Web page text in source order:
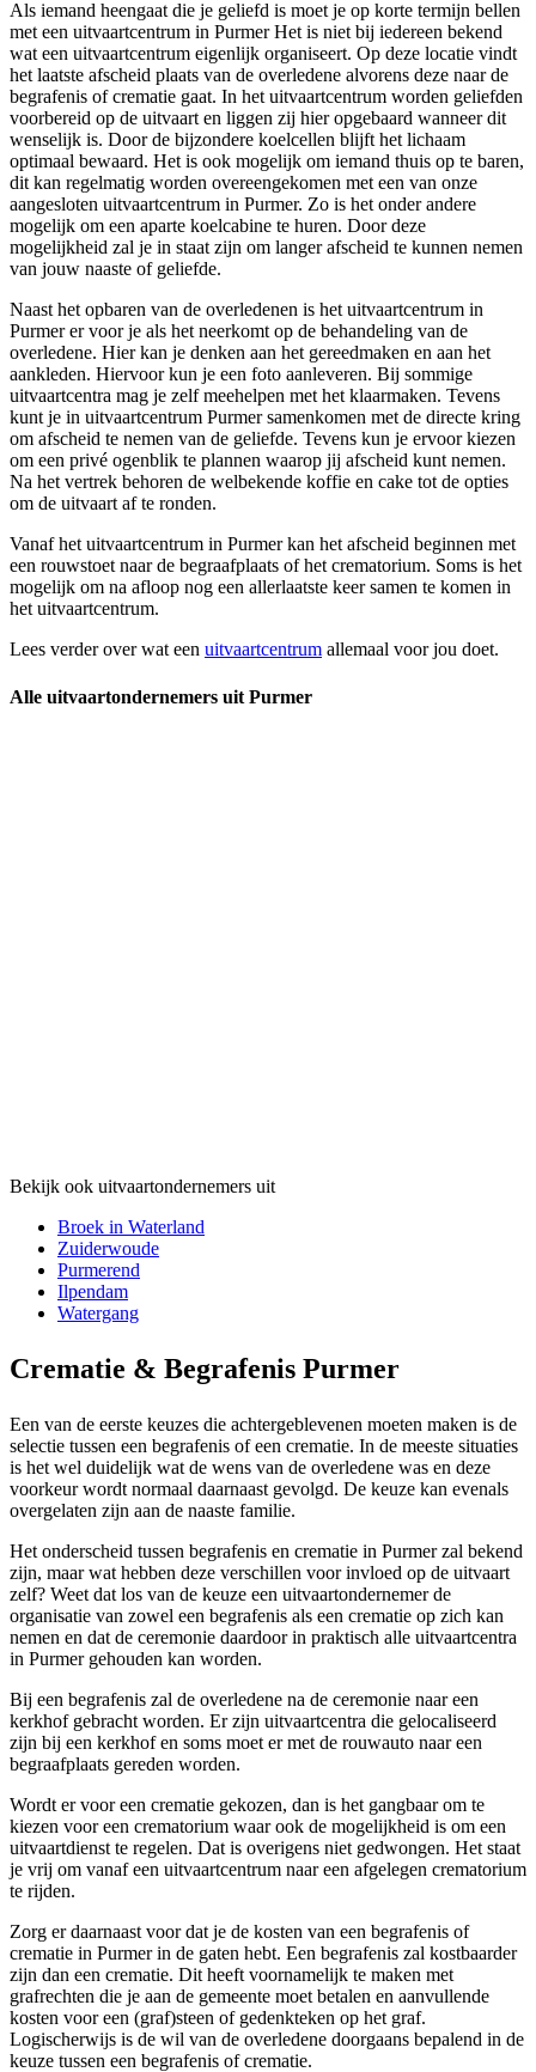
Als iemand heengaat die je geliefd is moet je op korte termijn bellen
met een uitvaartcentrum in Purmer Het is niet bij iedereen bekend
wat een uitvaartcentrum eigenlijk organiseert. Op deze locatie vindt
het laatste afscheid plaats van de overledene alvorens deze naar de
begrafenis of crematie gaat. In het uitvaartcentrum worden geliefden
voorbereid op de uitvaart en liggen zij hier opgebaard wanneer dit
wenselijk is. Door de bijzondere koelcellen blijft het lichaam
optimaal bewaard. Het is ook mogelijk om iemand thuis op te baren,
dit kan regelmatig worden overeengekomen met een van onze
aangesloten uitvaartcentrum in Purmer. Zo is het onder andere
mogelijk om een aparte koelcabine te huren. Door deze
mogelijkheid zal je in staat zijn om langer afscheid te kunnen nemen
van jouw naaste of geliefde.
Naast het opbaren van de overledenen is het uitvaartcentrum in
Purmer er voor je als het neerkomt op de behandeling van de
overledene. Hier kan je denken aan het gereedmaken en aan het
aankleden. Hiervoor kun je een foto aanleveren. Bij sommige
uitvaartcentra mag je zelf meehelpen met het klaarmaken. Tevens
kunt je in uitvaartcentrum Purmer samenkomen met de directe kring
om afscheid te nemen van de geliefde. Tevens kun je ervoor kiezen
om een privé ogenblik te plannen waarop jij afscheid kunt nemen.
Na het vertrek behoren de welbekende koffie en cake tot de opties
om de uitvaart af te ronden.
Vanaf het uitvaartcentrum in Purmer kan het afscheid beginnen met
een rouwstoet naar de begraafplaats of het crematorium. Soms is het
mogelijk om na afloop nog een allerlaatste keer samen te komen in
het uitvaartcentrum.
Lees verder over wat een uitvaartcentrum allemaal voor jou doet.
Alle uitvaartondernemers uit Purmer
Bekijk ook uitvaartondernemers uit
Broek in Waterland
Zuiderwoude
Purmerend
Ilpendam
Watergang
Crematie & Begrafenis Purmer
Een van de eerste keuzes die achtergeblevenen moeten maken is de
selectie tussen een begrafenis of een crematie. In de meeste situaties
is het wel duidelijk wat de wens van de overledene was en deze
voorkeur wordt normaal daarnaast gevolgd. De keuze kan evenals
overgelaten zijn aan de naaste familie.
Het onderscheid tussen begrafenis en crematie in Purmer zal bekend
zijn, maar wat hebben deze verschillen voor invloed op de uitvaart
zelf? Weet dat los van de keuze een uitvaartondernemer de
organisatie van zowel een begrafenis als een crematie op zich kan
nemen en dat de ceremonie daardoor in praktisch alle uitvaartcentra
in Purmer gehouden kan worden.
Bij een begrafenis zal de overledene na de ceremonie naar een
kerkhof gebracht worden. Er zijn uitvaartcentra die gelocaliseerd
zijn bij een kerkhof en soms moet er met de rouwauto naar een
begraafplaats gereden worden.
Wordt er voor een crematie gekozen, dan is het gangbaar om te
kiezen voor een crematorium waar ook de mogelijkheid is om een
uitvaartdienst te regelen. Dat is overigens niet gedwongen. Het staat
je vrij om vanaf een uitvaartcentrum naar een afgelegen crematorium
te rijden.
Zorg er daarnaast voor dat je de kosten van een begrafenis of
crematie in Purmer in de gaten hebt. Een begrafenis zal kostbaarder
zijn dan een crematie. Dit heeft voornamelijk te maken met
grafrechten die je aan de gemeente moet betalen en aanvullende
kosten voor een (graf)steen of gedenkteken op het graf.
Logischerwijs is de wil van de overledene doorgaans bepalend in de
keuze tussen een begrafenis of crematie.